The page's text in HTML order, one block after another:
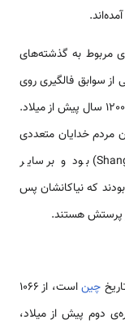
مربوط به گذشته­‌های
سوابق فالگیری روی
دوران مردم خدایان متعددی
را می‌پرستیدند که بزرگترین آن‌ها شانگدی (Shangdi) بود و بر سایر
که نیاکانشان پس
پرستش هستند.
چین
است، از 1066